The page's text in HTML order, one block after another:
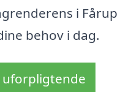
i Fårup
behov i dag.
uforpligtende